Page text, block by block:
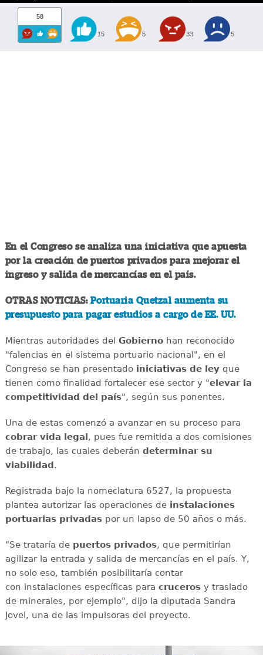
58
15 5 33 5
En el Congreso se analiza una iniciativa que apuesta
por la creación de puertos privados para mejorar el
ingreso y salida de mercancías en el país.
OTRAS NOTICIAS: Portuaria Quetzal aumenta su
presupuesto para pagar estudios a cargo de EE. UU.
Mientras autoridades del Gobiernohan reconocido
"falencias en el sistema portuario nacional", en el
Congreso se han presentado iniciativas de leyque
tienen como finalidad fortalecer ese sector y "elevar la
competitividad del país", según sus ponentes.
Una de estas comenzó a avanzar en su proceso para
cobrar vida legal, pues fue remitida a dos comisiones
de trabajo, las cuales deberán determinar su
viabilidad.
Registrada bajo la nomeclatura 6527, la propuesta
plantea autorizar las operaciones de instalaciones
portuarias privadaspor un lapso de 50 años o más.
"Se trataría de puertos privados, que permitirían
agilizar la entrada y salida de mercancías en el país. Y,
no solo eso, también posibilitaría contar
con instalaciones específicas para crucerosy traslado
de minerales, por ejemplo", dijo la diputada Sandra
Jovel, una de las impulsoras del proyecto.